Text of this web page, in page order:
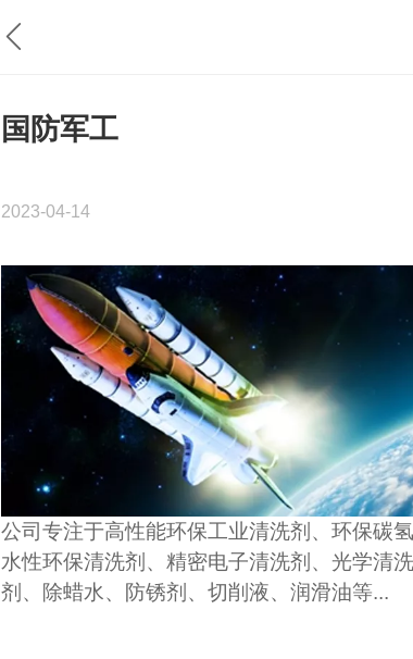
国防军工
2023-04-14
公司专注于高性能环保工业清洗剂、环保碳氢
水性环保清洗剂、精密电子清洗剂、光学清
剂、除蜡水、防锈剂、切削液、润滑油等...